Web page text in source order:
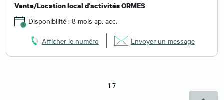
Vente/Location local d'activités ORMES
Disponibilité : 8 mois ap. acc.
Afficher le numéro Envoyer un message
1-7